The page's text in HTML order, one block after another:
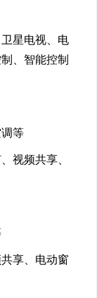
星电视、电
、智能控制
等
视频共享、
享、电动窗